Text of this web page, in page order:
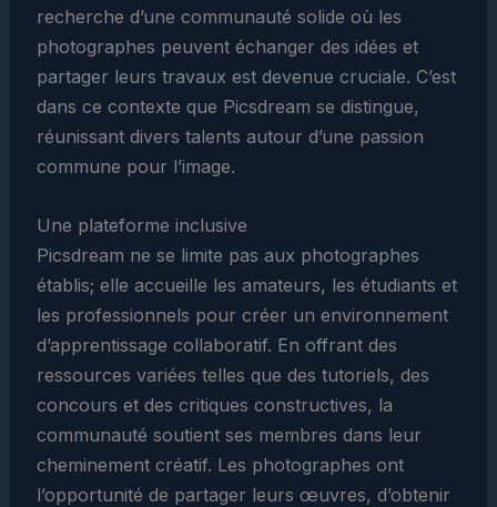
recherche d’une communauté solide où les
photographes peuvent échanger des idées et
partager leurs travaux est devenue cruciale. C’est
dans ce contexte que Picsdream se distingue,
réunissant divers talents autour d’une passion
commune pour l’image.
Une plateforme inclusive
Picsdream ne se limite pas aux photographes
établis; elle accueille les amateurs, les étudiants et
les professionnels pour créer un environnement
d’apprentissage collaboratif. En offrant des
ressources variées telles que des tutoriels, des
concours et des critiques constructives, la
communauté soutient ses membres dans leur
cheminement créatif. Les photographes ont
l’opportunité de partager leurs œuvres, d’obtenir